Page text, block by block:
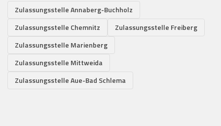
Zulassungsstelle Annaberg-Buchholz
Zulassungsstelle Chemnitz
Zulassungsstelle Freiberg
Zulassungsstelle Marienberg
Zulassungsstelle Mittweida
Zulassungsstelle Aue-Bad Schlema